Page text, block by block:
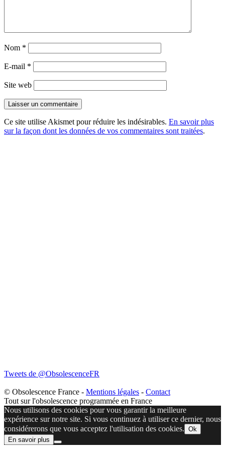
Nom *
E-mail *
Site web
Ce site utilise Akismet pour réduire les indésirables. En savoir plus
sur la façon dont les données de vos commentaires sont traitées.
Tweets de @ObsolescenceFR
© Obsolescence France - Mentions légales - Contact
Tout sur l'obsolescence programmée en France
Nous utilisons des cookies pour vous garantir la meilleure
expérience sur notre site. Si vous continuez à utiliser ce dernier, nous
considérerons que vous acceptez l'utilisation des cookies. Ok
En savoir plus